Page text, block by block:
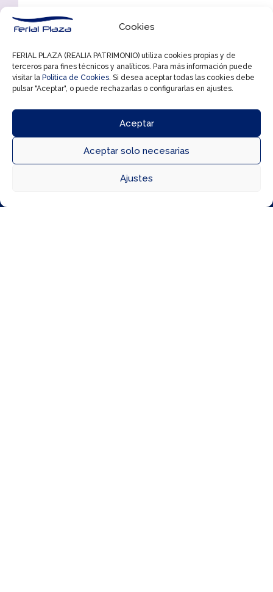
Cookies
FERIAL PLAZA (REALIA PATRIMONIO) utiliza cookies propias y de
terceros para fines técnicos y analíticos. Para más información puede
visitar la Política de Cookies. Si desea aceptar todas las cookies debe
pulsar "Aceptar", o puede rechazarlas o configurarlas en ajustes.
Aceptar
Aceptar solo necesarias
Ajustes
🎉
✨
Bases